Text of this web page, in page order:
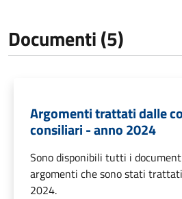
Documenti (5)
Argomenti trattati dalle
consiliari - anno 2024
Sono disponibili tutti i
argomenti che sono stati
2024.